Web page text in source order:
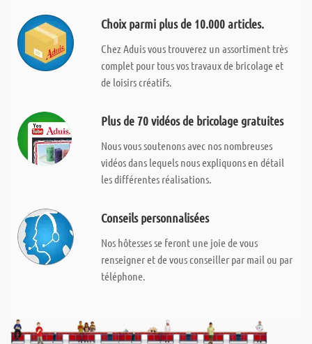
Choix parmi plus de 10.000 articles.
Chez Aduis vous trouverez un assortiment très
complet pour tous vos travaux de bricolage et
de loisirs créatifs.
Plus de 70 vidéos de bricolage gratuites
Nous vous soutenons avec nos nombreuses
vidéos dans lequels nous expliquons en détail
les différentes réalisations.
Conseils personnalisées
Nos hôtesses se feront une joie de vous
renseigner et de vous conseiller par mail ou par
téléphone.